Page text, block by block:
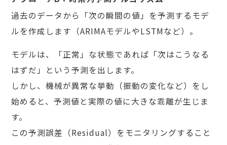
過去のデータから「次の瞬間の値」を予測するモデ
ルを作成します（ARIMAモデルやLSTMなど）。
モデルは、「正常」な状態であれば「次はこうなる
はずだ」という予測を出します。
しかし、機械が異常な挙動（振動の変化など）をし
始めると、予測値と実際の値に大きな乖離が生じま
す。
この予測誤差（Residual）をモニタリングすること